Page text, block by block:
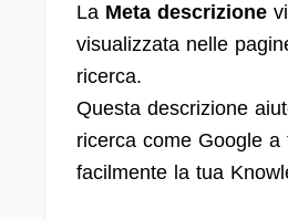
La Meta descrizione
visualizzata nelle
ricerca.
Questa descrizione
ricerca come Google a
facilmente la tua